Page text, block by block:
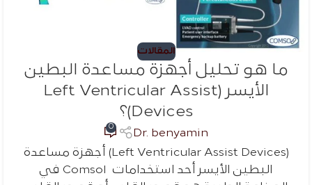
المقالات
ما هو تحليل أجهزة مساعدة البطين
الأيسر (Left Ventricular Assist
Devices)؟
Dr. benyamin
0
(Left Ventricular Assist Devices) أجهزة مساعدة
البطين الأيسر أحد استخدامات Comsol في